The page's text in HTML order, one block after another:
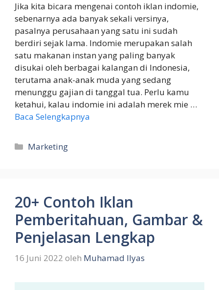
Jika kita bicara mengenai contoh iklan indomie,
sebenarnya ada banyak sekali versinya,
pasalnya perusahaan yang satu ini sudah
berdiri sejak lama. Indomie merupakan salah
satu makanan instan yang paling banyak
disukai oleh berbagai kalangan di Indonesia,
terutama anak-anak muda yang sedang
menunggu gajian di tanggal tua. Perlu kamu
ketahui, kalau indomie ini adalah merek mie …
Baca Selengkapnya
Kategori
Marketing
20+ Contoh Iklan
Pemberitahuan, Gambar &
Penjelasan Lengkap
16 Juni 2022 oleh Muhamad Ilyas